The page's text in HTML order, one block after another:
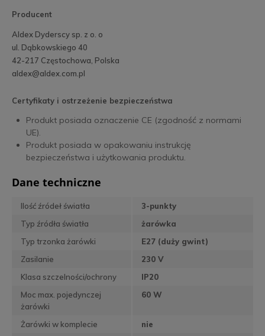
Producent
Aldex Dyderscy sp. z o. o
ul. Dąbkowskiego 40
42-217 Częstochowa, Polska
aldex@aldex.com.pl
Certyfikaty i ostrzeżenie bezpieczeństwa
Produkt posiada oznaczenie CE (zgodność z normami
UE).
Produkt posiada w opakowaniu instrukcję
bezpieczeństwa i użytkowania produktu.
Dane techniczne
Ilość źródeł światła
3-punkty
Typ źródła światła
żarówka
Typ trzonka żarówki
E27 (duży gwint)
Zasilanie
230 V
Klasa szczelności/ochrony
IP20
Moc max. pojedynczej
żarówki
60 W
Żarówki w komplecie
nie